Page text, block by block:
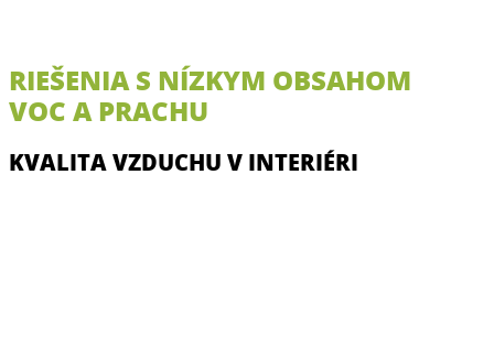
RIEŠENIA S NÍZKYM OBSAHOM
VOC A PRACHU
KVALITA VZDUCHU V INTERIÉRI